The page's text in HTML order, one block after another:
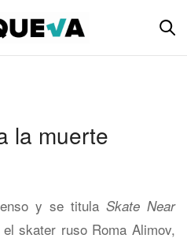
la muerte
y se titula Skate Near
skater ruso Roma Alimov,